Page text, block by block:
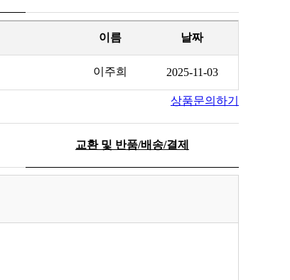
이름 날짜
이주희 2025-11-03
상품문의하기
교환 및 반품/배송/결제